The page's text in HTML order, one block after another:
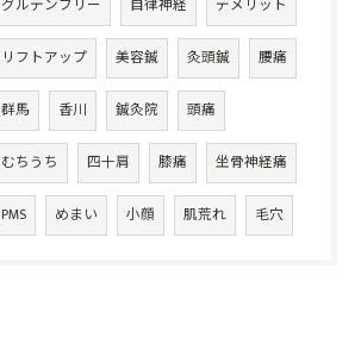
グルテンフリー 自律神経 デメリット
リフトアップ 美容鍼 灸頭鍼 腰痛
群馬 香川 鍼灸院 頭痛
むちうち 四十肩 膝痛 坐骨神経痛
PMS めまい 小顔 肌荒れ 毛穴